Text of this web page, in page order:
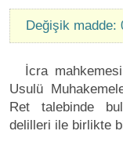
Değişik madde:
İcra
Usulü
Ret talebinde
delilleri ile birlikte